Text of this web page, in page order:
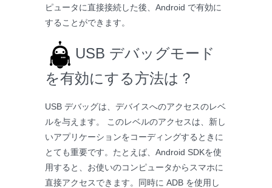
ピュータに直接接続した後、Android で有効に
することができます。
USB デバッグモード
を有効にする方法は？
USB デバッグは、デバイスへのアクセスのレベ
ルを与えます。 このレベルのアクセスは、新し
いアプリケーションをコーディングするときに
とても重要です。たとえば、Android SDKを使
用すると、お使いのコンピュータからスマホに
直接アクセスできます。同時に ADB を使用し